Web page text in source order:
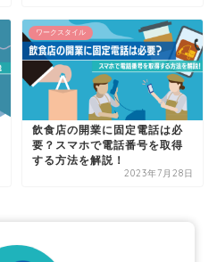
ワークスタイル
飲食店の開業に固定電話は必
要？スマホで電話番号を取得
する方法を解説！
2023年7月28日